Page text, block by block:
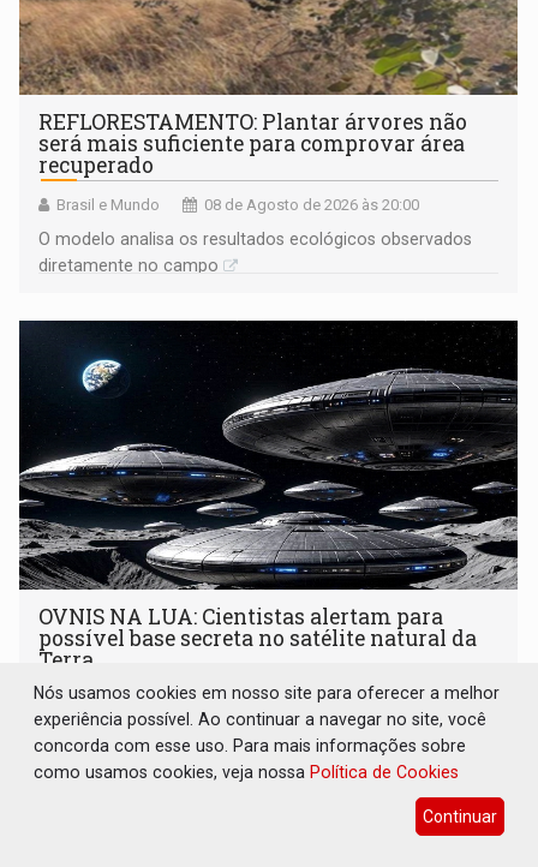
REFLORESTAMENTO: Plantar árvores não
será mais suficiente para comprovar área
recuperado
Brasil e Mundo 08 de Agosto de 2026 às 20:00
O modelo analisa os resultados ecológicos observados
diretamente no campo
OVNIS NA LUA: Cientistas alertam para
possível base secreta no satélite natural da
Terra
Brasil e Mundo 08 de Agosto de 2026 às 19:00
Astrônomos que estudam a Lua afirmam ter capturado o
que acreditam ser evidências de atividades não humanas
tecnologicamente avançadas (OVNIs) na Lua e em sua
Nós usamos cookies em nosso site para oferecer a melhor
experiência possível. Ao continuar a navegar no site, você
concorda com esse uso. Para mais informações sobre
como usamos cookies, veja nossa Política de Cookies
Continuar